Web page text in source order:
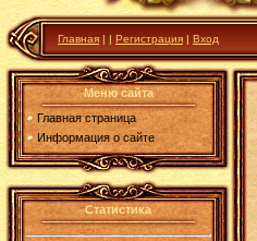
Главная | | Регистрация | Вход
Меню сайта
Главная страница
Информация о сайте
Статистика